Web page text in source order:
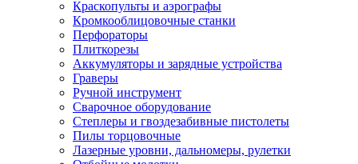
Краскопульты и аэрографы
Кромкооблицовочные станки
Перфораторы
Плиткорезы
Аккумуляторы и зарядные устройства
Граверы
Ручной инструмент
Сварочное оборудование
Степлеры и гвоздезабивные пистолеты
Пилы торцовочные
Лазерные уровни, дальномеры, рулетки